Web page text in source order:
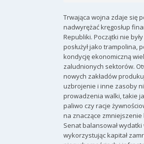
Trwająca wojna zdaje się
nadwyrężać kręgosłup
Republiki. Początki nie
posłużył jako trampolina,
kondycję ekonomiczną
zaludnionych sektorów.
nowych zakładów
uzbrojenie i inne zasoby
prowadzenia walki, takie
paliwo czy racje
na znaczące
Senat balansował
wykorzystując kapitał